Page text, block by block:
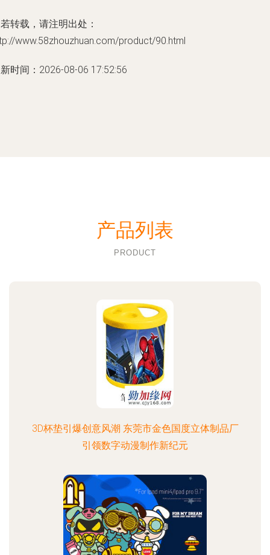
转载，请注明出处：
www.58zhouzhuan.com/product/90.html
时间：2026-08-06 17:52:56
产品列表
PRODUCT
3D杯垫引爆创意风潮 东莞市金色国度立体制品厂
引领数字动漫制作新纪元